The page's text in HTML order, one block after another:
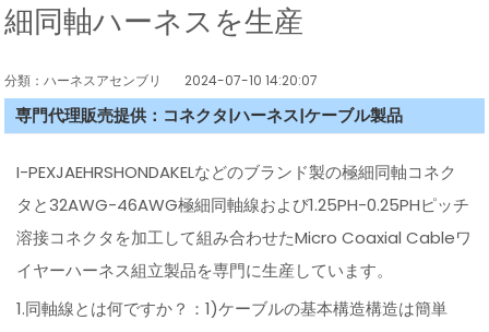
細同軸ハーネスを生産
分類：ハーネスアセンブリ 2024-07-10 14:20:07
専門代理販売提供：コネクタ|ハーネス|ケーブル製品
I-PEXJAEHRSHONDAKELなどのブランド製の極細同軸コネク
タと32AWG-46AWG極細同軸線および1.25PH-0.25PHピッチ
溶接コネクタを加工して組み合わせたMicro Coaxial Cableワ
イヤーハーネス組立製品を専門に生産しています。
1.同軸線とは何ですか？：1)ケーブルの基本構造構造は簡単